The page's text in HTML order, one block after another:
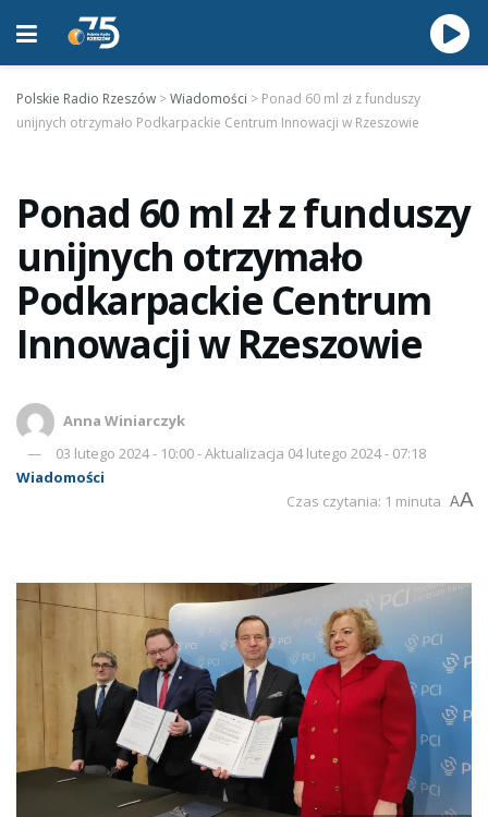
Polskie Radio Rzeszów >Wiadomości > Ponad 60 ml zł z funduszy
unijnych otrzymało Podkarpackie Centrum Innowacji w Rzeszowie
Ponad 60 ml zł z funduszy
unijnych otrzymało
Podkarpackie Centrum
Innowacji w Rzeszowie
Anna Winiarczyk
03 lutego 2024 - 10:00 - Aktualizacja 04 lutego 2024 - 07:18
Wiadomości
Czas czytania: 1 minuta AA